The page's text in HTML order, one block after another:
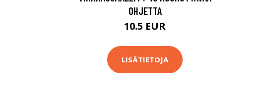
OHJETTA
10.5 EUR
LISÄTIETOJA